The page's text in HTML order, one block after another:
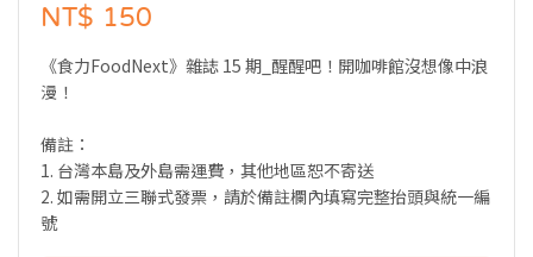
NT$ 150
《食力FoodNext》雜誌 15 期_醒醒吧！開咖啡館沒想像中浪
漫！
備註：
1. 台灣本島及外島需運費，其他地區恕不寄送
2. 如需開立三聯式發票，請於備註欄內填寫完整抬頭與統一編
號